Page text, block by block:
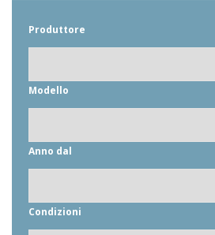
Produttore
Modello
Anno dal
Condizioni